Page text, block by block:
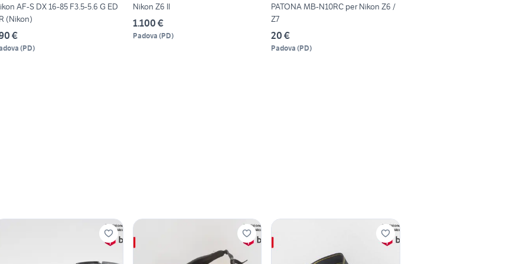
AF-S DX 16-85 F3.5-5.6 G ED
(Nikon)
€
(PD)
Nikon Z6 II
1.100 €
Padova (PD)
PATONA MB-N10RC per Nikon Z6 /
Z7
20 €
Padova (PD)